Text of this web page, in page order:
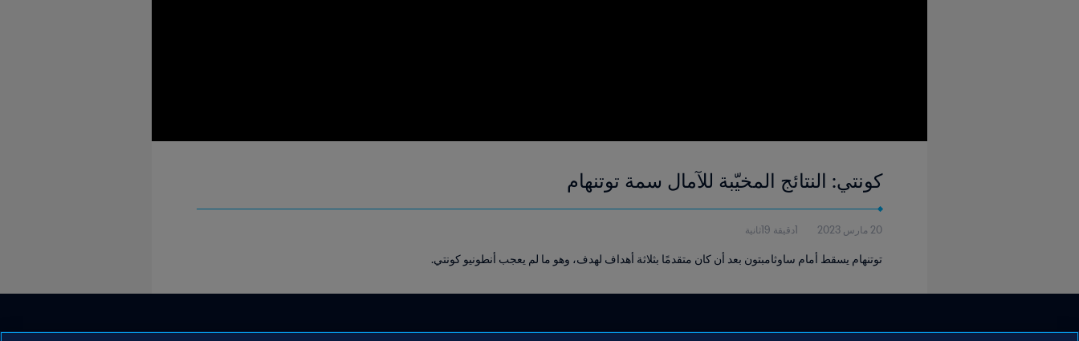
كونتي: النتائج المخيّبة للآمال سمة توتنهام
20 مارس 2023 1دقيقة 19ثانية
توتنهام يسقط أمام ساوثامبتون بعد أن كان متقدمًا بثلاثة أهداف لهدف، وهو ما لم يعجب أنطونيو كونتي.